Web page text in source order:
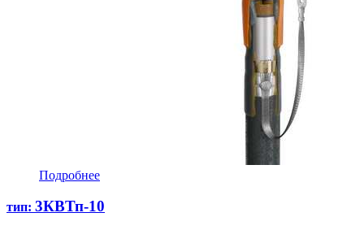
Подробнее
тип: 3КВТп-10